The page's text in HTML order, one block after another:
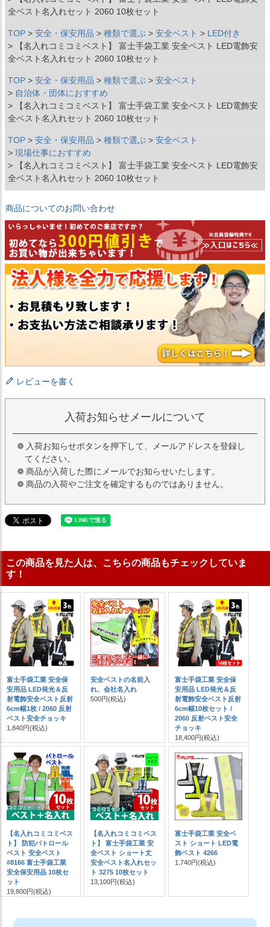
全ベスト名入れセット 2060 10枚セット
TOP 安全・保安用品 種類で選ぶ 安全ベスト
LED付き
【名入れコミコミベスト】 富士手袋工業 安全ベスト LED電飾安
全ベスト名入れセット 2060 10枚セット
TOP 安全・保安用品 種類で選ぶ
安全ベスト
自治体・団体におすすめ
【名入れコミコミベスト】 富士手袋工業 安全ベスト LED電飾安
全ベスト名入れセット 2060 10枚セット
TOP 安全・保安用品 種類で選ぶ
安全ベスト
現場仕事におすすめ
【名入れコミコミベスト】 富士手袋工業 安全ベスト LED電飾安
全ベスト名入れセット 2060 10枚セット
商品についてのお問い合わせ
レビューを書く
入荷お知らせメールについて
入荷お知らせボタンを押下して、メールアドレスを登録し
てください。
商品が入荷した際にメールでお知らせいたします。
商品の入荷やご注文を確定するものではありません。
この商品を見た人は、こちらの商品もチェックしていま
す！
富士手袋工業 安全保
安用品 LED発光＆反
射電飾安全ベスト反射
6cm幅1枚 / 2060 反射
ベスト安全チョッキ
1,840円(税込)
安全ベストの名前入
れ、会社名入れ
500円(税込)
富士手袋工業 安全保
安用品 LED発光＆反
射電飾安全ベスト反射
6cm幅10枚セット /
2060 反射ベスト安全
チョッキ
18,400円(税込)
【名入れコミコミベス
ト】 防犯パトロール
ベスト 安全ベスト
#8166 富士手袋工業
安全保安用品 10枚セ
ット
19,800円(税込)
【名入れコミコミベス
ト】 富士手袋工業 安
全ベスト ショート丈
安全ベスト名入れセッ
ト 3275 10枚セット
13,100円(税込)
富士手袋工業 安全ベ
スト ショート LED電
飾ベスト 4266
1,740円(税込)